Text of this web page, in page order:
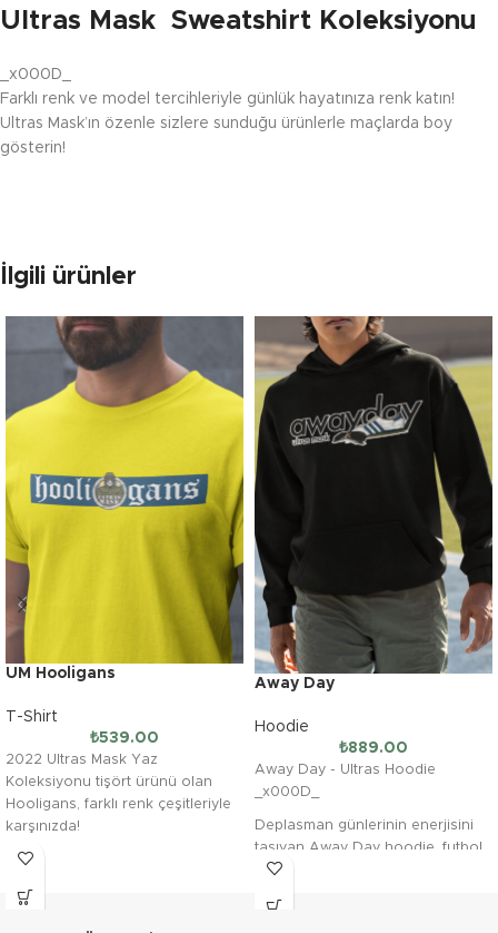
Ultras Mask Sweatshirt Koleksiyonu
_x000D_
Farklı renk ve model tercihleriyle günlük hayatınıza renk katın!
Ultras Mask’ın özenle sizlere sunduğu ürünlerle maçlarda boy
gösterin!
İlgili ürünler
UM Hooligans
T-Shirt
₺539.00
2022 Ultras Mask Yaz
Koleksiyonu tişört ürünü olan
Hooligans, farklı renk çeşitleriyle
karşınızda!
Away Day
Hoodie
₺889.00
Away Day - Ultras Hoodie
_x000D_
Deplasman günlerinin enerjisini
taşıyan Away Day hoodie, futbol
tutkusu ve holiganizm ruhunu bir
üretilen bu tasarım, konfor ve